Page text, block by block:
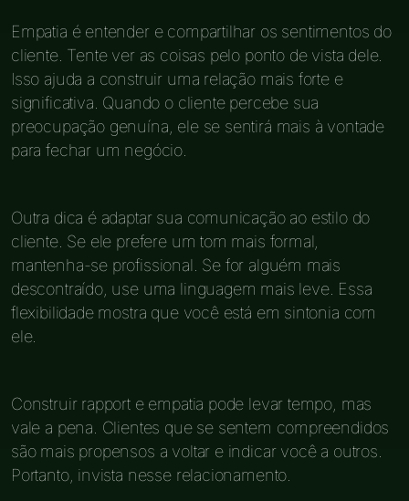
Empatia é entender e compartilhar os sentimentos do
cliente. Tente ver as coisas pelo ponto de vista dele.
Isso ajuda a construir uma relação mais forte e
significativa. Quando o cliente percebe sua
preocupação genuína, ele se sentirá mais à vontade
para fechar um negócio.
Outra dica é adaptar sua comunicação ao estilo do
cliente. Se ele prefere um tom mais formal,
mantenha-se profissional. Se for alguém mais
descontraído, use uma linguagem mais leve. Essa
flexibilidade mostra que você está em sintonia com
ele.
Construir rapport e empatia pode levar tempo, mas
vale a pena. Clientes que se sentem compreendidos
são mais propensos a voltar e indicar você a outros.
Portanto, invista nesse relacionamento.